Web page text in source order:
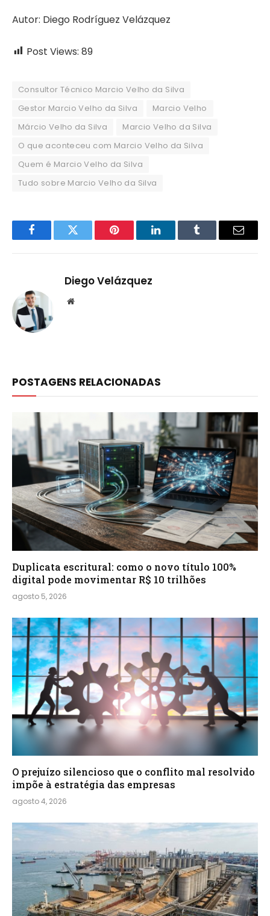
Autor: Diego Rodríguez Velázquez
Post Views: 89
Consultor Técnico Marcio Velho da Silva
Gestor Marcio Velho da Silva
Marcio Velho
Márcio Velho da Silva
Marcio Velho da Silva
O que aconteceu com Marcio Velho da Silva
Quem é Marcio Velho da Silva
Tudo sobre Marcio Velho da Silva
FacebookTwitter Pinterest LinkedInTumblr Email
Diego Velázquez
Website
POSTAGENS RELACIONADAS
Duplicata escritural: como o novo título 100%
digital pode movimentar R$ 10 trilhões
agosto 5, 2026
O prejuízo silencioso que o conflito mal resolvido
impõe à estratégia das empresas
agosto 4, 2026